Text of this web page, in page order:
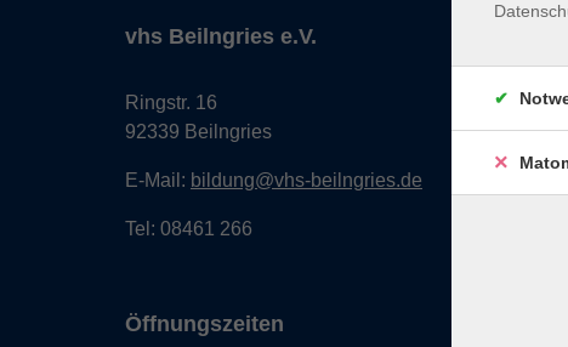
vhs Beilngries e.V.
Ringstr. 16
92339 Beilngries
E-Mail: bildung@vhs-beilngries.de
Tel: 08461 266
Öffnungszeiten